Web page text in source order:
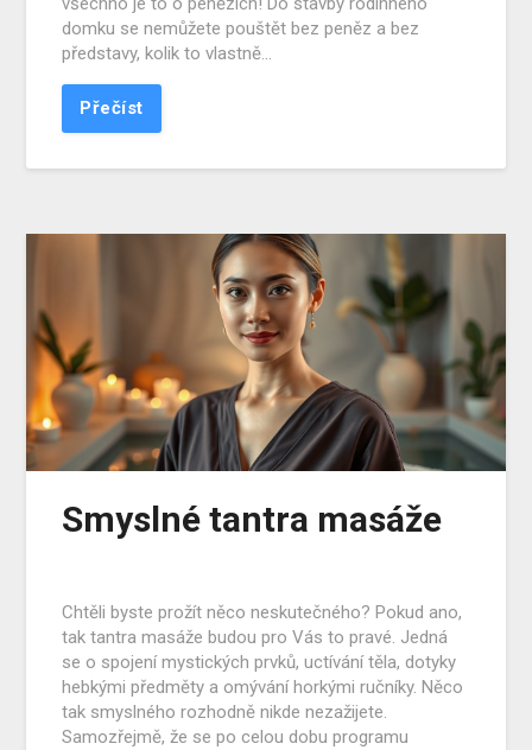
domku se nemůžete pouštět bez peněz a bez
představy, kolik to vlastně…
Přečíst
Smyslné tantra masáže
Chtěli byste prožít něco neskutečného? Pokud ano,
tak tantra masáže budou pro Vás to pravé. Jedná
se o spojení mystických prvků, uctívání těla, dotyky
hebkými předměty a omývání horkými ručníky. Něco
tak smyslného rozhodně nikde nezažijete.
Samozřejmě, že se po celou dobu programu